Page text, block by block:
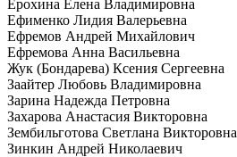
Ерохина Елена Владимировна
Ефименко Лидия Валерьевна
Ефремов Андрей Михайлович
Ефремова Анна Васильевна
Жук (Бондарева) Ксения Сергеевна
Заайтер Любовь Владимировна
Зарина Надежда Петровна
Захарова Анастасия Викторовна
Зембильготова Светлана Викторовна
Зинкин Андрей Николаевич